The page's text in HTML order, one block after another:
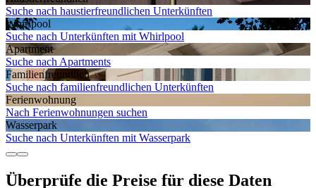
Suche nach haustierfreundlichen Unterkünften
Whirlpool
Suche nach Unterkünften mit Whirlpool
Apartment
Suche nach Apartments
Familien­freundlich
Suche nach familienfreundlichen Unterkünften
Ferien­wohnung
Nach Ferienwohnungen suchen
Wasserpark
Suche nach Unterkünften mit Wasserpark
Überprüfe die Preise für diese Daten